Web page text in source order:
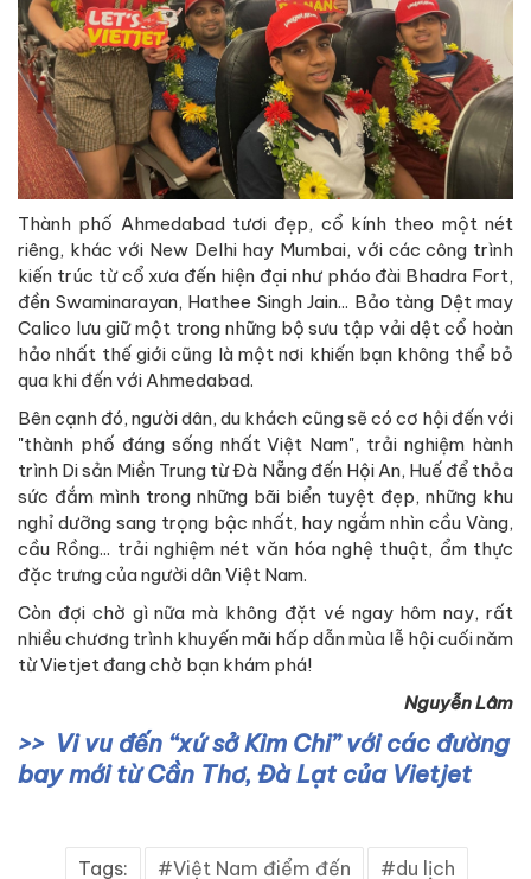
Thành phố Ahmedabad tươi đẹp, cổ kính theo một nét
riêng, khác với New Delhi hay Mumbai, với các công trình
kiến trúc từ cổ xưa đến hiện đại như pháo đài Bhadra Fort,
đền Swaminarayan, Hathee Singh Jain... Bảo tàng Dệt may
Calico lưu giữ một trong những bộ sưu tập vải dệt cổ hoàn
hảo nhất thế giới cũng là một nơi khiến bạn không thể bỏ
qua khi đến với Ahmedabad.
Bên cạnh đó, người dân, du khách cũng sẽ có cơ hội đến với
"thành phố đáng sống nhất Việt Nam", trải nghiệm hành
trình Di sản Miền Trung từ Đà Nẵng đến Hội An, Huế để thỏa
sức đắm mình trong những bãi biển tuyệt đẹp, những khu
nghỉ dưỡng sang trọng bậc nhất, hay ngắm nhìn cầu Vàng,
cầu Rồng... trải nghiệm nét văn hóa nghệ thuật, ẩm thực
đặc trưng của người dân Việt Nam.
Còn đợi chờ gì nữa mà không đặt vé ngay hôm nay, rất
nhiều chương trình khuyến mãi hấp dẫn mùa lễ hội cuối năm
từ Vietjet đang chờ bạn khám phá!
Nguyễn Lâm
Vi vu đến “xứ sở Kim Chi” với các đường
bay mới từ Cần Thơ, Đà Lạt của Vietjet
Tags: Việt Nam điểm đến du lịch